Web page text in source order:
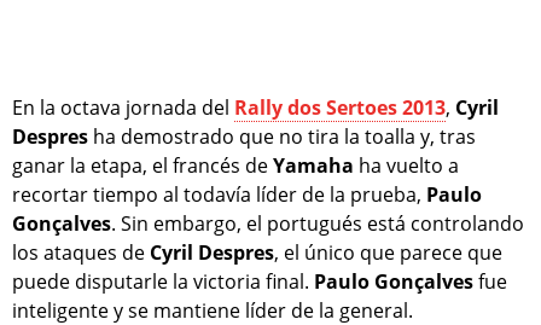
En la octava jornada del Rally dos Sertoes 2013, Cyril
Despres ha demostrado que no tira la toalla y, tras
ganar la etapa, el francés deYamaha ha vuelto a
recortar tiempo al todavía líder de la prueba, Paulo
Gonçalves. Sin embargo, el portugués está controlando
los ataques de Cyril Despres, el único que parece que
puede disputarle la victoria final. Paulo Gonçalvesfue
inteligente y se mantiene líder de la general.